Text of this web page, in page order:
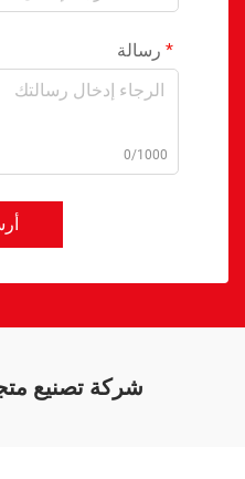
رسالة
0/1000
شركة تصنيع